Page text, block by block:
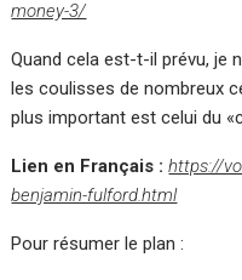
money-3/
Quand cela est-t-il prévu, je
les coulisses de nombreux
plus important est celui du
Lien en Français : https://
benjamin-fulford.html
Pour résumer le plan :